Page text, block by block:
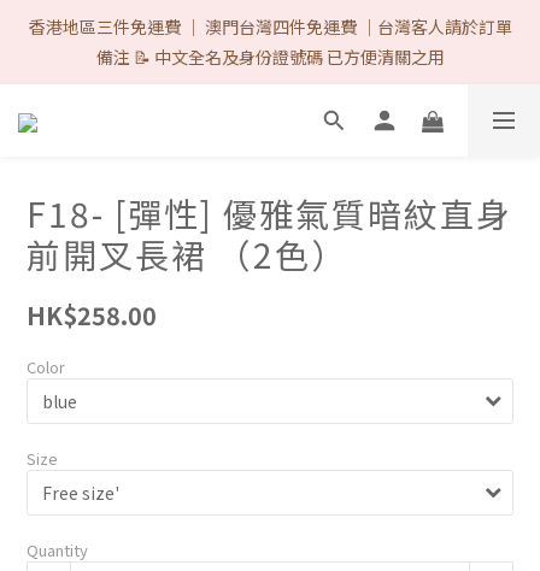
首次購物優惠 Follow IG & Like 3 posts 可減-$8 ♡（完成後DM取
優惠代碼）/ 網站所有的付款方式 1律免手續費. ♡
香港地區三件免運費 ｜ 澳門台灣四件免運費 ｜台灣客人請於訂單
備注 📝 中文全名及身份證號碼 已方便清關之用
首次購物優惠 Follow IG & Like 3 posts 可減-$8 ♡（完成後DM取
F18- [彈性] 優雅氣質暗紋直身
前開叉長裙 （2色）
HK$258.00
Color
Size
Quantity